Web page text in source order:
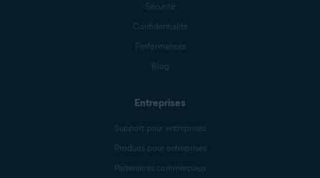
Sécurité
Confidentialité
Performances
Blog
Entreprises
Support pour entreprises
Produits pour entreprises
Partenaires commerciaux